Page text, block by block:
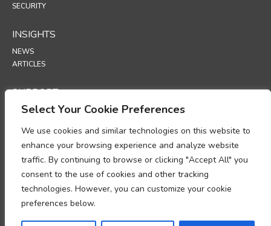
Select Your Cookie Preferences
We use cookies and similar technologies on this website to
enhance your browsing experience and analyze website
traffic. By continuing to browse or clicking "Accept All" you
consent to the use of cookies and other tracking
technologies. However, you can customize your cookie
preferences below.
SECURITY
INSIGHTS
NEWS
ARTICLES
SUPPORT
TECHNICAL PORTAL
POLICIES
POLÍTICA DE PRIVACIDADE
POLÍTICA DE COOKIES
MEMORANDO SOBRE A CONFORMIDADE NO TRATAMENTO DE
DADOS PESSOAIS
ADENDA DE PROCESSAMENTO DE DADOS